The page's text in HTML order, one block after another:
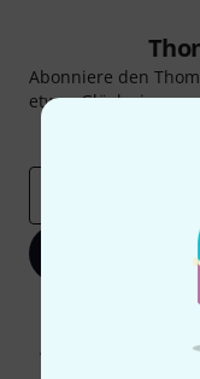
Abonniere den
etwas Glück einen
Mit Klick auf „Jetzt
Werbung und einer
Abmeldung ist